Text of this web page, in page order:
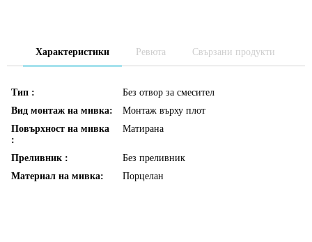
Характеристики Ревюта Свързани продукти
Тип :
Без отвор за смесител
Вид монтаж на мивка:
Монтаж върху плот
Повърхност на мивка
:
Матирана
Преливник :
Без преливник
Материал на мивка:
Порцелан